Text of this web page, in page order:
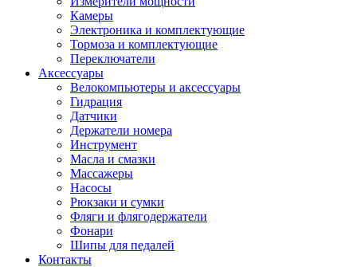
Камеры
Электроника и комплектующие
Тормоза и комплектующие
Переключатели
Аксессуары
Велокомпьютеры и аксессуары
Гидрация
Датчики
Держатели номера
Инструмент
Масла и смазки
Массажеры
Насосы
Рюкзаки и сумки
Фляги и флягодержатели
Фонари
Шипы для педалей
Контакты